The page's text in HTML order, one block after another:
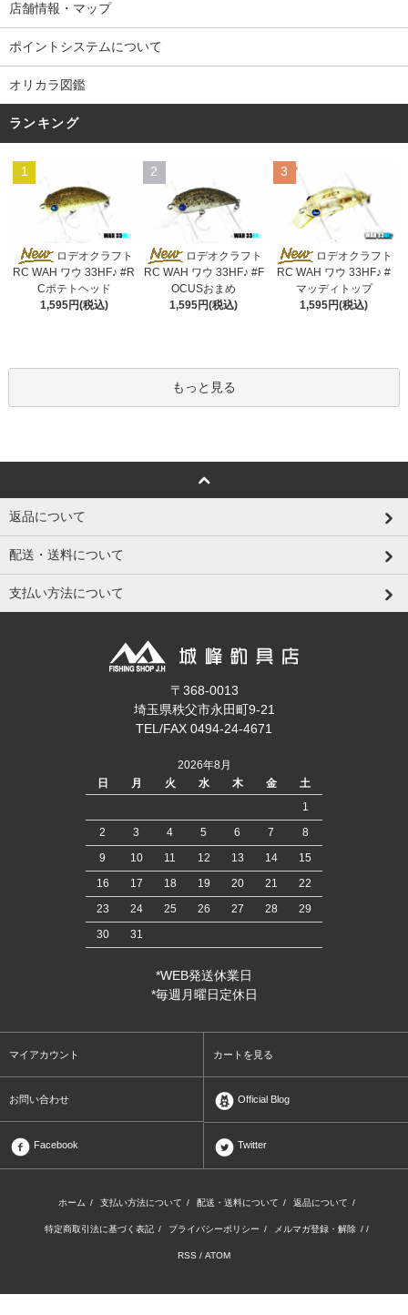
店舗情報・マップ
ポイントシステムについて
オリカラ図鑑
ランキング
1
ロデオクラフト
RC WAH ワウ 33HF♪ #R
Cポテトヘッド
1,595円(税込)
2
ロデオクラフト
RC WAH ワウ 33HF♪ #F
OCUSおまめ
1,595円(税込)
3
ロデオクラフト
RC WAH ワウ 33HF♪ #
マッディトップ
1,595円(税込)
もっと見る
返品について
配送・送料について
支払い方法について
〒368-0013
埼玉県秩父市永田町9-21
TEL/FAX 0494-24-4671
2026年8月
日
月 火 水 木 金
土
1
2
3 4 5 6 7
8
9
10 11 12 13 14
15
16
17 18 19 20 21
22
23
24 25 26 27 28
29
30
31
*WEB発送休業日
*毎週月曜日定休日
マイアカウント カートを見る
お問い合わせ Official Blog
Facebook Twitter
ホーム / 支払い方法について / 配送・送料について / 返品について /
特定商取引法に基づく表記 / プライバシーポリシー / メルマガ登録・解除 / /
RSS / ATOM